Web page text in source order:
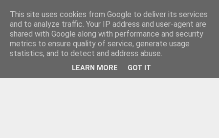
This site uses cookies from Google to deliver its services
and to analyze traffic. Your IP address and user-agent are
shared with Google along with performance and security
metrics to ensure quality of service, generate usage
statistics, and to detect and address abuse.
LEARN MORE GOT IT